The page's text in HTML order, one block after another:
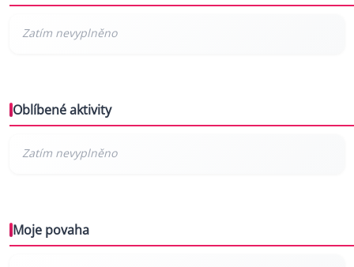
Oblíbené aktivity
Moje povaha